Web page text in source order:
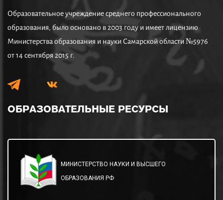
Образовательное учреждение среднего профессионального
образования, было основано в 2003 году и имеет лицензию
Министерства образования и науки Самарской области №5976
от 14 сентября 2015 г.
ОБРАЗОВАТЕЛЬНЫЕ РЕСУРСЫ
МИНИСТЕРСТВО НАУКИ И ВЫСШЕГО
ОБРАЗОВАНИЯ РФ